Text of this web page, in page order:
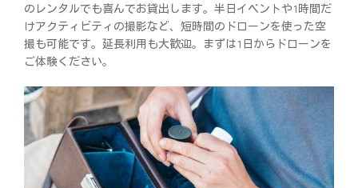
のレンタルでも喜んでお貸出します。半日イベントや1時間だ
けアクティビティの撮影など、短時間のドローンを使った空
撮も可能です。延長利用も大歓迎。まずは1日からドローンを
ご体験ください。